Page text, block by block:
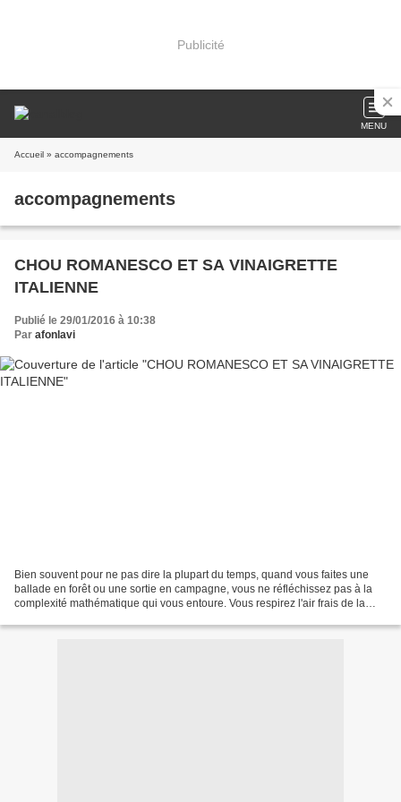
Publicité
MENU
Accueil » accompagnements
accompagnements
CHOU ROMANESCO ET SA VINAIGRETTE
ITALIENNE
Publié le 29/01/2016 à 10:38
Par afonlavi
Bien souvent pour ne pas dire la plupart du temps, quand vous faites une
ballade en forêt ou une sortie en campagne, vous ne réfléchissez pas à la
complexité mathématique qui vous entoure. Vous respirez l'air frais de la